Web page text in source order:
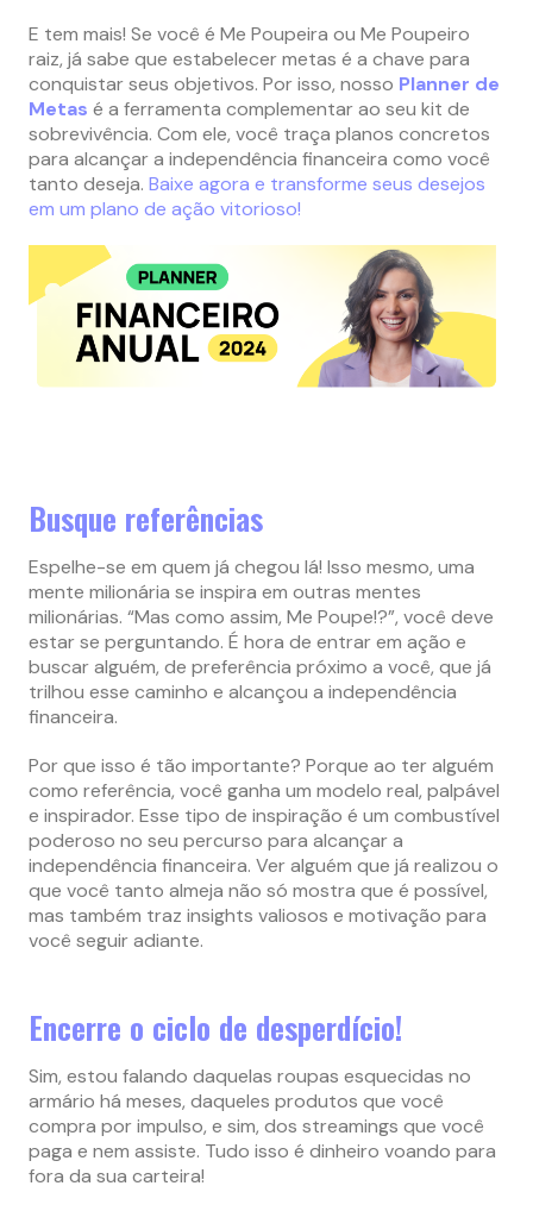
E tem mais! Se você é Me Poupeira ou Me Poupeiro
raiz, já sabe que estabelecer metas é a chave para
conquistar seus objetivos. Por isso, nosso Planner de
Metas é a ferramenta complementar ao seu kit de
sobrevivência. Com ele, você traça planos concretos
para alcançar a independência financeira como você
tanto deseja. Baixe agora e transforme seus desejos
em um plano de ação vitorioso!
Busque referências
Espelhe-se em quem já chegou lá! Isso mesmo, uma
mente milionária se inspira em outras mentes
milionárias. “Mas como assim, Me Poupe!?”, você deve
estar se perguntando. É hora de entrar em ação e
buscar alguém, de preferência próximo a você, que já
trilhou esse caminho e alcançou a independência
financeira.
Por que isso é tão importante? Porque ao ter alguém
como referência, você ganha um modelo real, palpável
e inspirador. Esse tipo de inspiração é um combustível
poderoso no seu percurso para alcançar a
independência financeira. Ver alguém que já realizou o
que você tanto almeja não só mostra que é possível,
mas também traz insights valiosos e motivação para
você seguir adiante.
Encerre o ciclo de desperdício!
Sim, estou falando daquelas roupas esquecidas no
armário há meses, daqueles produtos que você
compra por impulso, e sim, dos streamings que você
paga e nem assiste. Tudo isso é dinheiro voando para
fora da sua carteira!